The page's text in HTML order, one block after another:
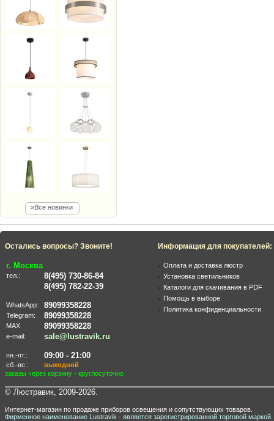
»Все новинки
Остались вопросы? Звоните!
г. Москва
тел.:
8(495) 730-86-84
8(495) 782-22-39
WhatsApp: 89099358228
Telegram: 89099358228
MAX 89099358228
e-mail: sale@lustravik.ru
пн.-пт.: 09:00 - 21:00
сб.-вс.:
выходной
заказы через корзину - круглосуточно
Информация для покупателей:
Оплата и доставка люстр
Установка светильников
Каталоги для скачивания в PDF
Помощь в выборе
Политика конфиденциальности
© Люстравик, 2009-2026.
Интернет-магазин по продаже приборов освещения и сопутствующих товаров.
Фирменное наименование Lustravik - является зарегистрированной торговой